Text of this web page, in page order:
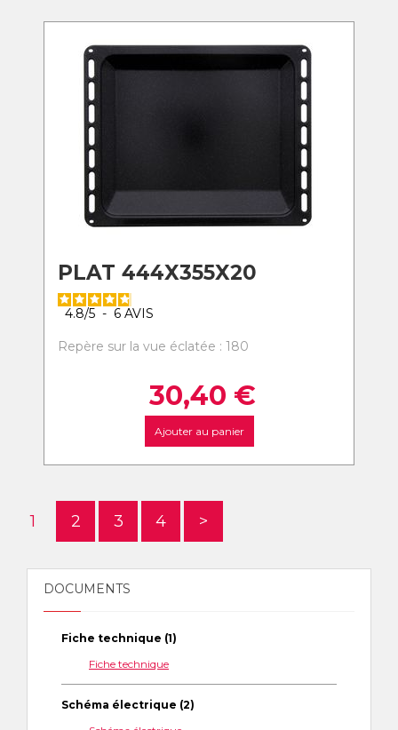
PLAT 444X355X20
4.8/5 - 6 AVIS
Repère sur la vue éclatée : 180
30,40 €
Ajouter au panier
1 2 3 4 >
DOCUMENTS
Fiche technique (1)
Fiche technique
Schéma électrique (2)